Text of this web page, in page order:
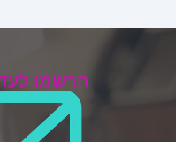
הרשמו